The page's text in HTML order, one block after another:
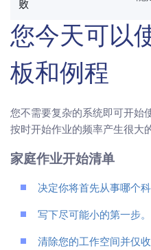
败
您今天可以
板和例程
您不需要复杂的系统即可开始
按时开始作业的频率产生很大
家庭作业开始清单
决定你将首先从事哪个科
写下尽可能小的第一步。
清除您的工作空间并仅